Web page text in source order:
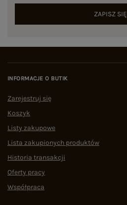
ZAPISZ SIĘ
INFORMACJE O BUTIK
Zarejestruj się
Koszyk
Listy zakupowe
Lista zakupionych produktów
Historia transakcji
Oferty pracy
Współpraca